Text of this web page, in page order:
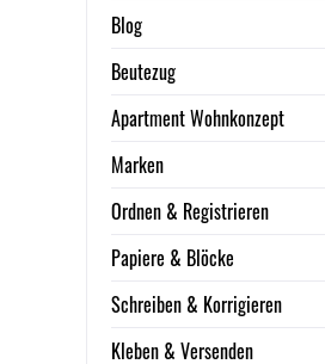
Blog
Beutezug
Apartment Wohnkonzept
Marken
Ordnen & Registrieren
Papiere & Blöcke
Schreiben & Korrigieren
Kleben & Versenden